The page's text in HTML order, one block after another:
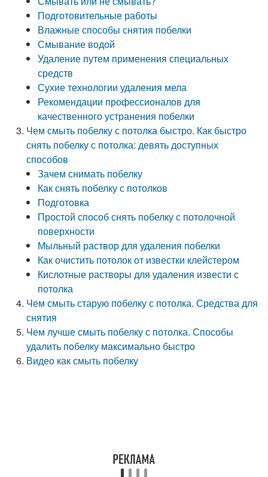
Подготовительные работы
Влажные способы снятия побелки
Смывание водой
Удаление путем применения специальных
средств
Сухие технологии удаления мела
Рекомендации профессионалов для
качественного устранения побелки
Чем смыть побелку с потолка быстро. Как быстро
снять побелку с потолка: девять доступных
способов
Зачем снимать побелку
Как снять побелку с потолков
Подготовка
Простой способ снять побелку с потолочной
поверхности
Мыльный раствор для удаления побелки
Как очистить потолок от известки клейстером
Кислотные растворы для удаления извести с
потолка
Чем смыть старую побелку с потолка. Средства для
снятия
Чем лучше смыть побелку с потолка. Способы
удалить побелку максимально быстро
Видео как смыть побелку